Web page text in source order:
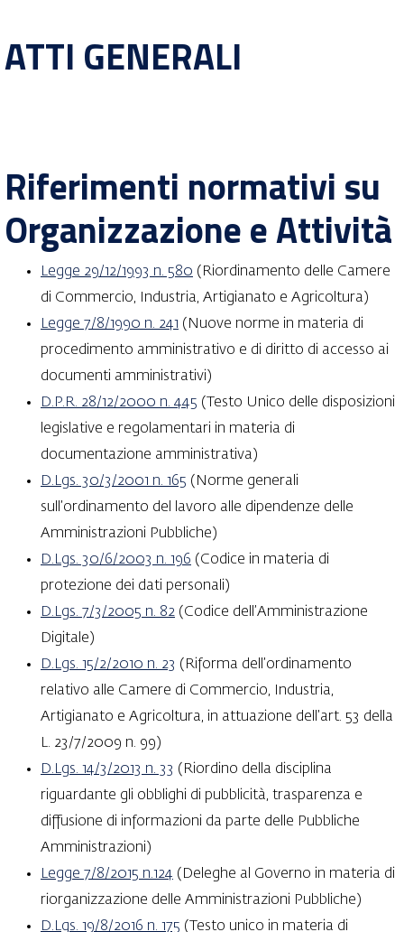
ATTI GENERALI
Riferimenti normativi su
Organizzazione e Attività
Legge 29/12/1993 n. 580 (Riordinamento delle Camere
di Commercio, Industria, Artigianato e Agricoltura)
Legge 7/8/1990 n. 241 (Nuove norme in materia di
procedimento amministrativo e di diritto di accesso ai
documenti amministrativi)
D.P.R. 28/12/2000 n. 445 (Testo Unico delle disposizioni
legislative e regolamentari in materia di
documentazione amministrativa)
D.Lgs. 30/3/2001 n. 165 (Norme generali
sull’ordinamento del lavoro alle dipendenze delle
Amministrazioni Pubbliche)
D.Lgs. 30/6/2003 n. 196 (Codice in materia di
protezione dei dati personali)
D.Lgs. 7/3/2005 n. 82 (Codice dell’Amministrazione
Digitale)
D.Lgs. 15/2/2010 n. 23 (Riforma dell’ordinamento
relativo alle Camere di Commercio, Industria,
Artigianato e Agricoltura, in attuazione dell’art. 53 della
L. 23/7/2009 n. 99)
D.Lgs. 14/3/2013 n. 33 (Riordino della disciplina
riguardante gli obblighi di pubblicità, trasparenza e
diffusione di informazioni da parte delle Pubbliche
Amministrazioni)
Legge 7/8/2015 n.124 (Deleghe al Governo in materia di
riorganizzazione delle Amministrazioni Pubbliche)
D.Lgs. 19/8/2016 n. 175 (Testo unico in materia di